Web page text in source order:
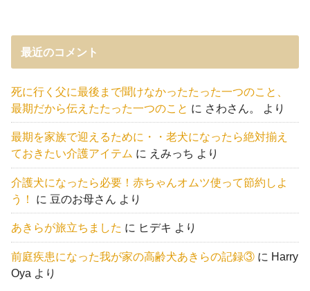
最近のコメント
死に行く父に最後まで聞けなかったたった一つのこと、
最期だから伝えたたった一つのこと に さわさん。 より
最期を家族で迎えるために・・老犬になったら絶対揃え
ておきたい介護アイテム に えみっち より
介護犬になったら必要！赤ちゃんオムツ使って節約しよ
う！
に 豆のお母さん より
あきらが旅立ちました に ヒデキ より
前庭疾患になった我が家の高齢犬あきらの記録③ に Harry
Oya より